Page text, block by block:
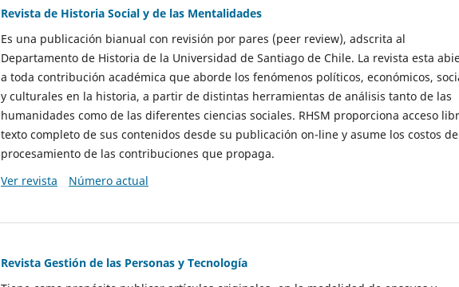
Revista de Historia Social y de las Mentalidades
Es una publicación bianual con revisión por pares (peer review), adscrita al
Departamento de Historia de la Universidad de Santiago de Chile. La revista esta
a toda contribución académica que aborde los fenómenos políticos, económicos,
y culturales en la historia, a partir de distintas herramientas de análisis tanto de las
humanidades como de las diferentes ciencias sociales. RHSM proporciona acceso
texto completo de sus contenidos desde su publicación on-line y asume los costos de
procesamiento de las contribuciones que propaga.
Ver revista
Número actual
Revista Gestión de las Personas y Tecnología